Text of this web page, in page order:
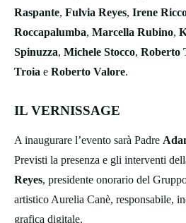
Raspante, Fulvia Reyes, Irene
Roccapalumba, Marcella Rubino,
Spinuzza, Michele Stocco, Roberto
Troia e Roberto Valore.
IL VERNISSAGE
A inaugurare l’evento sarà Padre
Previsti la presenza e gli interventi
Reyes, presidente onorario del
artistico Aurelia Canè, responsabile,
grafica digitale.